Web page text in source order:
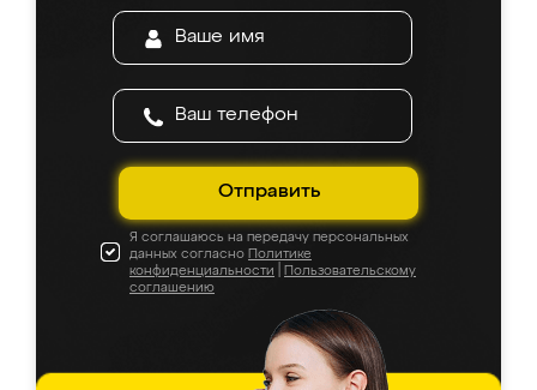
Отправить
Я соглашаюсь на передачу персональных
данных согласно Политике
конфиденциальности
Пользовательскому
соглашению